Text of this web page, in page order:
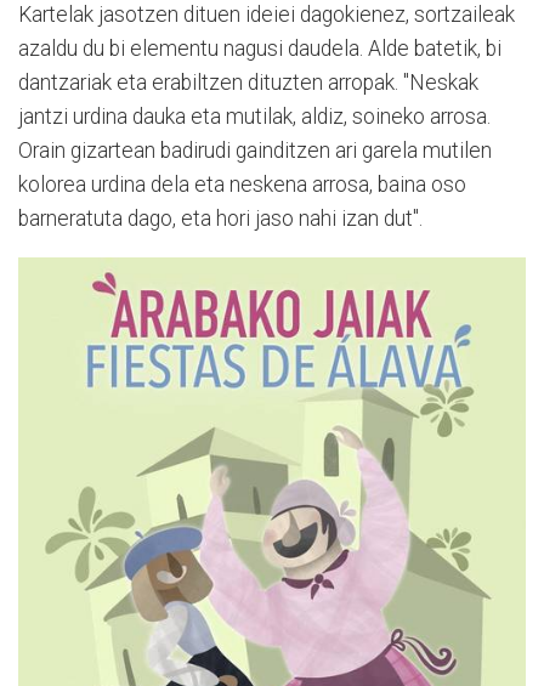
Kartelak jasotzen dituen ideiei dagokienez, sortzaileak
azaldu du bi elementu nagusi daudela. Alde batetik, bi
dantzariak eta erabiltzen dituzten arropak. "Neskak
jantzi urdina dauka eta mutilak, aldiz, soineko arrosa.
Orain gizartean badirudi gainditzen ari garela mutilen
kolorea urdina dela eta neskena arrosa, baina oso
barneratuta dago, eta hori jaso nahi izan dut".